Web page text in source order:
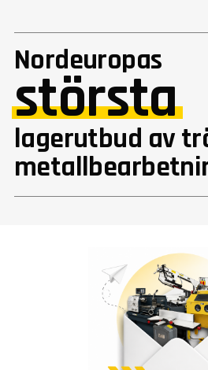
Nordeuropas
största
lagerutbud av